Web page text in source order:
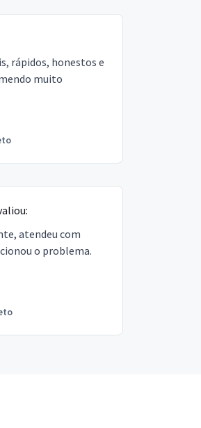
rápidos, honestos e
muito
atendeu com
o problema.